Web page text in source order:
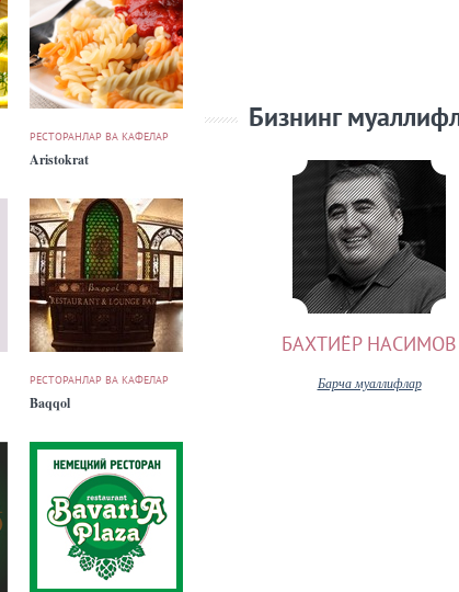
РЕСТОРАНЛАР ВА КАФЕЛАР
Aristokrat
РЕСТОРАНЛАР ВА КАФЕЛАР
Baqqol
Бизнинг
БАХТИЁР НАСИМОВ
Барча муаллифлар